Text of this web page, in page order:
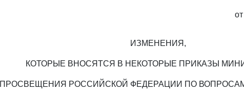
ИЗМЕНЕНИЯ,
КОТОРЫЕ ВНОСЯТСЯ В НЕКОТОРЫЕ ПРИКАЗЫ
ПРОСВЕЩЕНИЯ РОССИЙСКОЙ ФЕДЕРАЦИИ ПО